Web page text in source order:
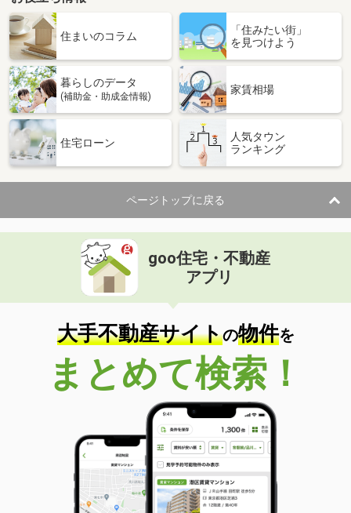
住まいのコラム
「住みたい街」
を見つけよう
暮らしのデータ
(補助金・助成金情報)
家賃相場
住宅ローン
人気タウン
ランキング
ページトップに戻る
goo住宅・不動産
アプリ
大手不動産サイトの物件を
まとめて検索！